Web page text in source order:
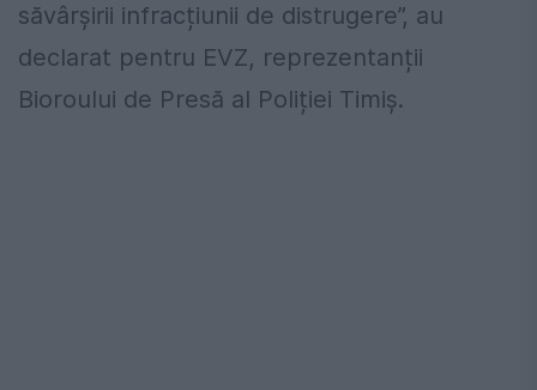
săvârșirii infracțiunii de distrugere”, au
declarat pentru EVZ, reprezentanții
Bioroului de Presă al Poliției Timiș.